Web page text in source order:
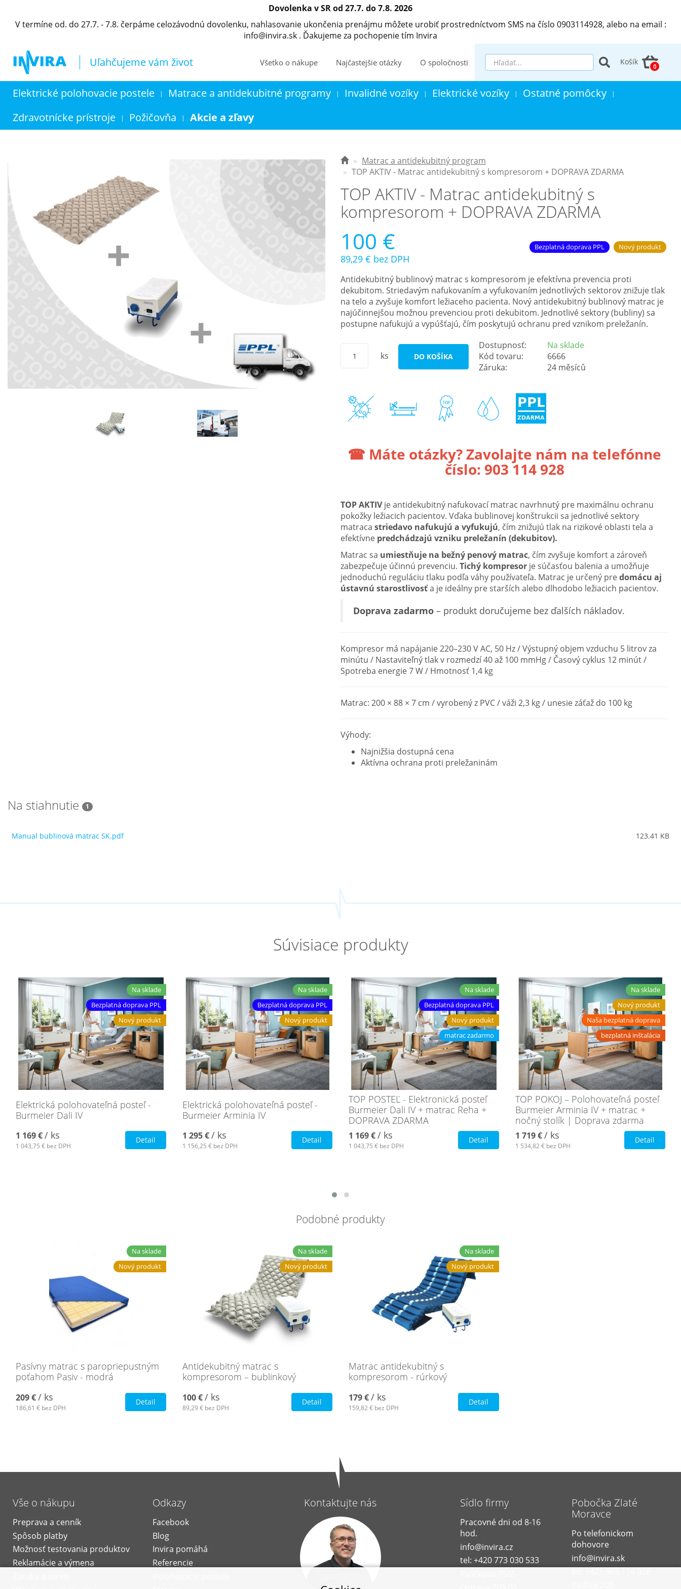
Dovolenka v SR od 27.7. do 7.8. 2026
V termíne od. do 27.7. - 7.8. čerpáme celozávodnú dovolenku, nahlasovanie ukončenia prenájmu môžete urobiť prostredníctvom SMS na číslo 0903114928, alebo na email :
info@invira.sk . Ďakujeme za pochopenie tím Invira
Uľahčujeme vám život Všetko o nákupe Najčastejšie otázky O spoločnosti
Kontakt Košík
Košík
Elektrické polohovacie postele | Matrace a antidekubitné programy | Invalidné vozíky | Elektrické vozíky | Ostatné pomôcky |
Zdravotnícke prístroje | Požičovňa | Akcie a zľavy
Matrac a antidekubitný program
TOP AKTIV - Matrac antidekubitný s kompresorom + DOPRAVA ZDARMA
TOP AKTIV - Matrac antidekubitný s
kompresorom + DOPRAVA ZDARMA
100 €
89,29 € bez DPH
Bezplatná doprava PPL Nový produkt
Antidekubitný bublinový matrac s kompresorom je efektívna prevencia proti
dekubitom. Striedavým nafukovaním a vyfukovaním jednotlivých sektorov znižuje tlak
na telo a zvyšuje komfort ležiaceho pacienta. Nový antidekubitný bublinový matrac je
najúčinnejšou možnou prevenciou proti dekubitom. Jednotlivé sektory (bubliny) sa
postupne nafukujú a vypúšťajú, čím poskytujú ochranu pred vznikom preležanín.
ks DO KOŠÍKA
Dostupnosť:
Na sklade
Kód tovaru:
6666
Záruka:
24 měsíců
☎ Máte otázky? Zavolajte nám na telefónne
číslo: 903 114 928
TOP AKTIVje antidekubitný nafukovací matrac navrhnutý pre maximálnu ochranu
pokožky ležiacich pacientov. Vďaka bublinovej konštrukcii sa jednotlivé sektory
matraca striedavo nafukujú a vyfukujú, čím znižujú tlak na rizikové oblasti tela a
efektívne predchádzajú vzniku preležanín (dekubitov).
Matrac sa umiestňuje na bežný penový matrac, čím zvyšuje komfort a zároveň
zabezpečuje účinnú prevenciu. Tichý kompresor je súčasťou balenia a umožňuje
jednoduchú reguláciu tlaku podľa váhy používateľa. Matrac je určený predomácu aj
ústavnú starostlivosťa je ideálny pre starších alebo dlhodobo ležiacich pacientov.
Doprava zadarmo – produkt doručujeme bez ďalších nákladov.
Kompresor má napájanie 220–230 V AC, 50 Hz / Výstupný objem vzduchu 5 litrov za
minútu / Nastaviteľný tlak v rozmedzí 40 až 100 mmHg / Časový cyklus 12 minút /
Spotreba energie 7 W / Hmotnosť 1,4 kg
Matrac: 200 × 88 × 7 cm / vyrobený z PVC / váži 2,3 kg / unesie záťaž do 100 kg
Výhody:
Najnižšia dostupná cena
Aktívna ochrana proti preležaninám
Na stiahnutie 1
Manual bublinová matrac SK.pdf 123.41 KB
Súvisiace produkty
Na sklade
Bezplatná doprava PPL
Nový produkt
Elektrická polohovateľná posteľ -
Burmeier Dali IV
1 169 €/ ks
1 043,75 € bez DPH
Detail
Na sklade
Bezplatná doprava PPL
Nový produkt
Elektrická polohovateľná posteľ -
Burmeier Arminia IV
1 295 € / ks
1 156,25 € bez DPH
Detail
Na sklade
Bezplatná doprava PPL
Nový produkt
matrac zadarmo
TOP POSTEĽ - Elektronická posteľ
Burmeier Dali IV + matrac Reha +
DOPRAVA ZDARMA
1 169 €/ ks
1 043,75 € bez DPH
Detail
Na sklade
Nový produkt
Naša bezplatná doprava
bezplatná inštalácia
TOP POKOJ – Polohovateľná posteľ
Burmeier Arminia IV + matrac +
nočný stolík | Doprava zdarma
1 719 € / ks
1 534,82 € bez DPH
Detail
Podobné produkty
Na sklade
Nový produkt
Pasívny matrac s paropriepustným
poťahom Pasiv - modrá
209 €/ ks
186,61 € bez DPH
Detail
Na sklade
Nový produkt
Antidekubitný matrac s
kompresorom – bublinkový
100 € / ks
89,29 € bez DPH
Detail
Na sklade
Nový produkt
Matrac antidekubitný s
kompresorom - rúrkový
179 €/ ks
159,82 € bez DPH
Detail
Vše o nákupu
Preprava a cenník
Spôsob platby
Možnosť testovania produktov
Reklamácie a výmena
Odkazy
Facebook
Blog
Invira pomáhá
Referencie
Kontaktujte nás Sídlo firmy
Pracovné dni od 8-16
hod.
info@invira.cz
tel: +420 773 030 533
Pobočka Zlaté
Moravce
Po telefonickom
dohovore
info@invira.sk